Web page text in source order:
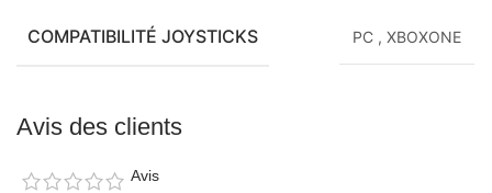
COMPATIBILITÉ JOYSTICKS PC , XBOXONE
Avis des clients
Avis